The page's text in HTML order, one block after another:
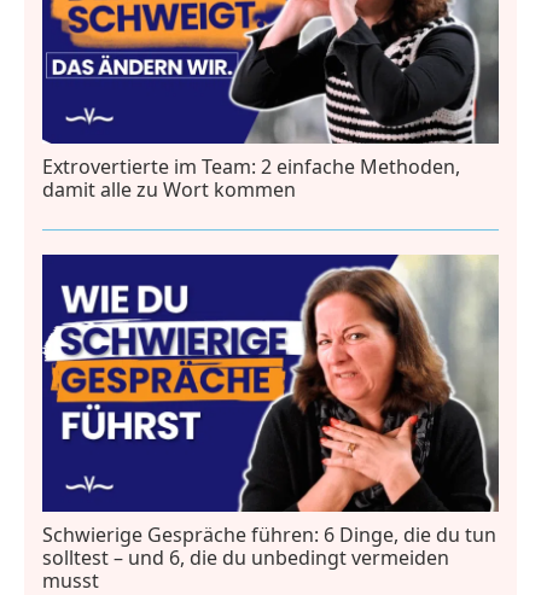
Extrovertierte im Team: 2 einfache Methoden,
damit alle zu Wort kommen
Schwierige Gespräche führen: 6 Dinge, die du tun
solltest – und 6, die du unbedingt vermeiden
musst